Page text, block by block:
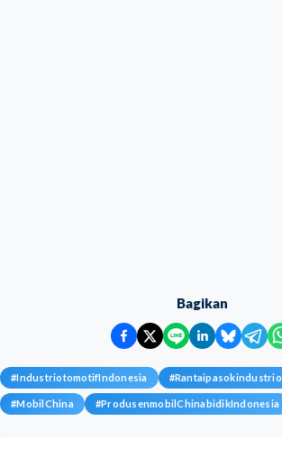
Bagikan
#IndustriotomotifIndonesia #
#MobilChina #ProdusenmobilChinabidikIndonesia